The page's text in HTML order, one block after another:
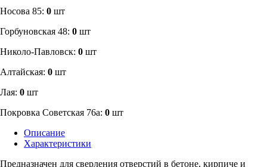
Носова 85: 0 шт
​Горбуновская 48: 0 шт
​Николо-Павловск: 0 шт
Алтайская: 0 шт
Лая: 0 шт
Покровка Советская 76а: 0 шт
Описание
Характеристики
Предназначен для сверления отверстий в бетоне, кирпиче и